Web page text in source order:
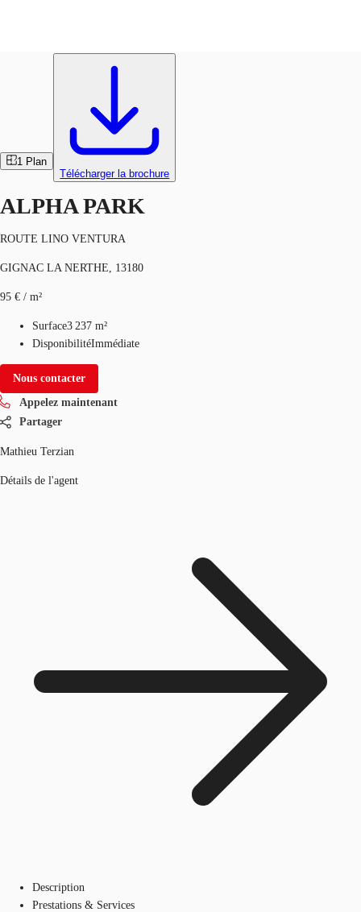
Données marchés
Pourquoi JLL?
NxT
Flex & Co-working
Appelez maintenant
1 Plan
Télécharger la brochure
ALPHA PARK
ROUTE LINO VENTURA
GIGNAC LA NERTHE, 13180
95 € / m²
Surface3 237 m²
DisponibilitéImmédiate
Nous contacter
Appelez maintenant
Partager
Mathieu Terzian
Détails de l'agent
Description
Prestations & Services